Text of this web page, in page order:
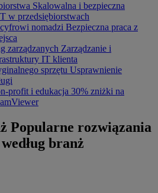
Skalowalna i bezpieczna
w przedsiębiorstwach
nomadzi Bezpieczna praca z
zarządzanych Zarządzanie i
IT klienta
sprzętu Usprawnienie
profit i edukacja 30% zniżki na
Popularne rozwiązania
branż